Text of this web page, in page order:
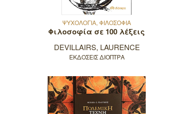
ΨΥΧΟΛΟΓΙΑ, ΦΙΛΟΣΟΦΙΑ
Φιλοσοφία σε 100 λέξεις
DEVILLAIRS, LAURENCE
ΕΚΔΟΣΕΙΣ ΔΙΟΠΤΡΑ